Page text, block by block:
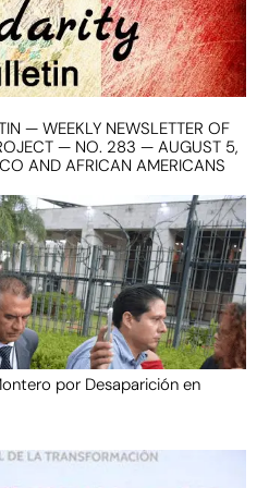
— WEEKLY NEWSLETTER OF
— NO. 283 — AUGUST 5,
AND AFRICAN AMERICANS
por Desaparición en